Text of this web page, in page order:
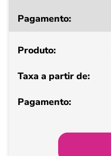
a
de
Pagamento